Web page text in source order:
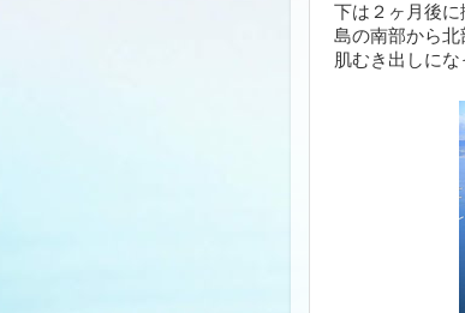
下は２ヶ月後に
島の南部から
肌むき出しにな